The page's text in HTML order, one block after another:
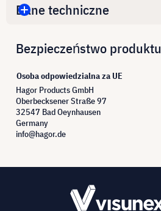
Dane techniczne
Bezpieczeństwo produktu
Osoba odpowiedzialna za UE
Hagor Products GmbH
Oberbecksener Straße 97
32547 Bad Oeynhausen
Germany
info@hagor.de